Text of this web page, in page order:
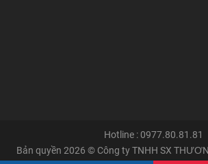
Hotline : 0977.80.81.81
Bản quyền 2026 © Công ty TNHH SX